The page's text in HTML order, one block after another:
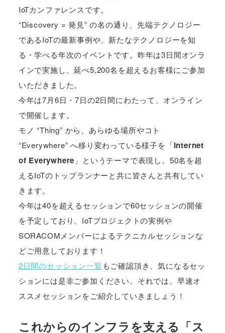
IoTカンファレンスです。
“Discovery = 発見” の名の通り、先端テクノロジー
であるIoTの最新事例や、新たなテクノロジーを知
る・学べる年次のイベントです。昨年は3日間オンラ
インで実施し、延べ5,200名を超えるお客様にご参加
いただきました。
今年は7月6日・7日の2日間にわたって、オンライン
で開催します。
モノ “Thing” から、あらゆる場所やコト
“Everywhere” へ移り変わっている様子を「Internet
of Everywhere 」というテーマで表現し、50名を超
えるIoTのトップランナーと共に皆さんと共有してい
きます。
今年は40を超えるセッションで60セッションの開催
を予定しており、IoTプロジェクトの実例や
SORACOMメンバーによるテクニカルセッションな
どご用意しております！
2日間のセッション一覧 もご確認頂き、気になるセッ
ションには是非ご参加ください。それでは、早速オ
ススメセッションをご紹介していきましょう！
これからのインフラを支える「ス